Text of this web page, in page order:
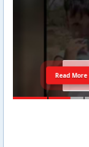
Read More